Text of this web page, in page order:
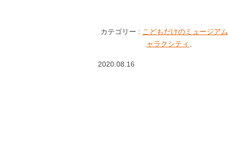
カテゴリー : こどもだけのミュージアム
ャラクシティ
2020.08.16